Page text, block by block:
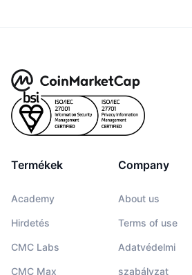
Termékek
Academy
Hirdetés
CMC Labs
CMC Max
Company
About us
Terms of use
Adatvédelmi
szabályzat